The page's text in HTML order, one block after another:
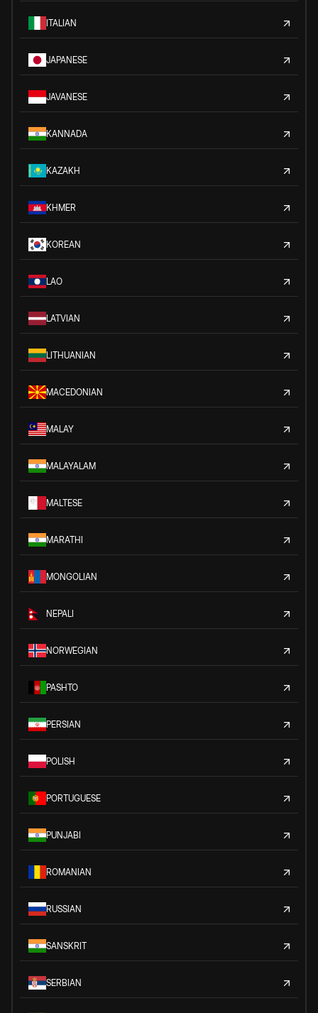
ITALIAN
JAPANESE
JAVANESE
KANNADA
KAZAKH
KHMER
KOREAN
LAO
LATVIAN
LITHUANIAN
MACEDONIAN
MALAY
MALAYALAM
MALTESE
MARATHI
MONGOLIAN
NEPALI
NORWEGIAN
PASHTO
PERSIAN
POLISH
PORTUGUESE
PUNJABI
ROMANIAN
RUSSIAN
SANSKRIT
SERBIAN